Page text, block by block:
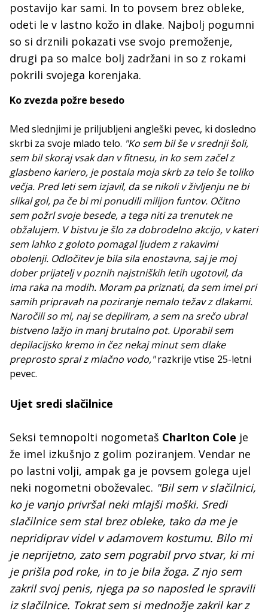
postavijo kar sami. In to povsem brez obleke,
odeti le v lastno kožo in dlake. Najbolj pogumni
so si drznili pokazati vse svojo premoženje,
drugi pa so malce bolj zadržani in so z rokami
pokrili svojega korenjaka.
Ko zvezda požre besedo
Med slednjimi je priljubljeni angleški pevec, ki dosledno
skrbi za svoje mlado telo. "Ko sem bil še v srednji šoli,
sem bil skoraj vsak dan v fitnesu, in ko sem začel z
glasbeno kariero, je postala moja skrb za telo še toliko
večja. Pred leti sem izjavil, da se nikoli v življenju ne bi
slikal gol, pa če bi mi ponudili milijon funtov. Očitno
sem požrl svoje besede, a tega niti za trenutek ne
obžalujem. V bistvu je šlo za dobrodelno akcijo, v kateri
sem lahko z goloto pomagal ljudem z rakavimi
obolenji. Odločitev je bila sila enostavna, saj je moj
dober prijatelj v poznih najstniških letih ugotovil, da
ima raka na modih. Moram pa priznati, da sem imel pri
samih pripravah na poziranje nemalo težav z dlakami.
Naročili so mi, naj se depiliram, a sem na srečo ubral
bistveno lažjo in manj brutalno pot. Uporabil sem
depilacijsko kremo in čez nekaj minut sem dlake
preprosto spral z mlačno vodo,"razkrije vtise 25-letni
pevec.
Ujet sredi slačilnice
Seksi temnopolti nogometaš Charlton Cole je
že imel izkušnjo z golim poziranjem. Vendar ne
po lastni volji, ampak ga je povsem golega ujel
neki nogometni oboževalec. "Bil sem v slačilnici,
ko je vanjo privršal neki mlajši moški. Sredi
slačilnice sem stal brez obleke, tako da me je
nepridiprav videl v adamovem kostumu. Bilo mi
je neprijetno, zato sem pograbil prvo stvar, ki mi
je prišla pod roke, in to je bila žoga. Z njo sem
zakril svoj penis, njega pa so naposled le spravili
iz slačilnice. Tokrat sem si mednožje zakril kar z